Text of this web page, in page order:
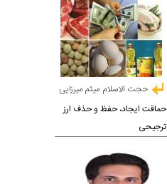
حجت الاسلام میثم میرزایی
حماقت ایجاد، حفظ و حذف ارز
ترجیحی